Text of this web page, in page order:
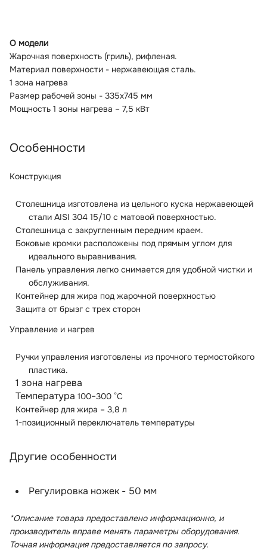
О модели
Жарочная поверхность (гриль), рифленая.
Материал поверхности - нержавеющая сталь.
1 зона нагрева
Размер рабочей зоны - 335x745 мм
Мощность 1 зоны нагрева – 7,5 кВт
Особенности
Конструкция
Столешница изготовлена из цельного куска нержавеющей
стали AISI 304 15/10 с матовой поверхностью.
Столешница с закругленным передним краем.
Боковые кромки расположены под прямым углом для
идеального выравнивания.
Панель управления легко снимается для удобной чистки и
обслуживания.
Контейнер для жира под жарочной поверхностью
Защита от брызг с трех сторон
Управление и нагрев
Ручки управления изготовлены из прочного термостойкого
пластика.
1 зона нагрева
Температура100–300 °C
Контейнер для жира – 3,8 л
1-позиционный переключатель температуры
Другие особенности
Регулировка ножек - 50 мм
*Описание товара предоставлено информационно, и
производитель вправе менять параметры оборудования.
Точная информация предоставляется по запросу.